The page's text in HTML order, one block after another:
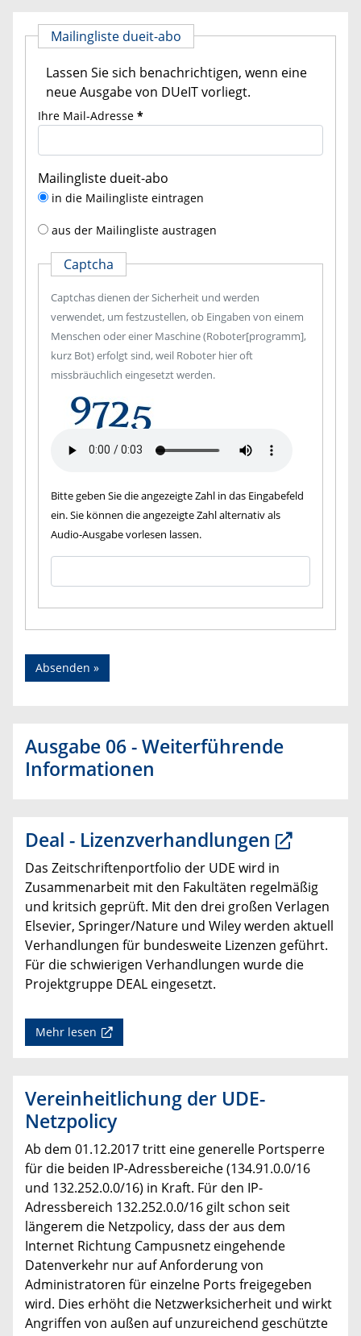
Mailingliste dueit-abo
Lassen Sie sich benachrichtigen, wenn eine
neue Ausgabe von DUeIT vorliegt.
Ihre Mail-Adresse *
Mailingliste dueit-abo
in die Mailingliste eintragen
aus der Mailingliste austragen
Captcha
Captchas dienen der Sicherheit und werden
verwendet, um festzustellen, ob Eingaben von einem
Menschen oder einer Maschine (Roboter[programm],
kurz Bot) erfolgt sind, weil Roboter hier oft
missbräuchlich eingesetzt werden.
Bitte geben Sie die angezeigte Zahl in das Eingabefeld
ein. Sie können die angezeigte Zahl alternativ als
Audio-Ausgabe vorlesen lassen.
Ausgabe 06 - Weiterführende
Informationen
Deal - Lizenzverhandlungen
Das Zeitschriftenportfolio der UDE wird in
Zusammenarbeit mit den Fakultäten regelmäßig
und kritsich geprüft. Mit den drei großen Verlagen
Elsevier, Springer/Nature und Wiley werden aktuell
Verhandlungen für bundesweite Lizenzen geführt.
Für die schwierigen Verhandlungen wurde die
Projektgruppe DEAL eingesetzt.
Mehr lesen
Vereinheitlichung der UDE-
Netzpolicy
Ab dem 01.12.2017 tritt eine generelle Portsperre
für die beiden IP-Adressbereiche (134.91.0.0/16
und 132.252.0.0/16) in Kraft. Für den IP-
Adressbereich 132.252.0.0/16 gilt schon seit
längerem die Netzpolicy, dass der aus dem
Internet Richtung Campusnetz eingehende
Datenverkehr nur auf Anforderung von
Administratoren für einzelne Ports freigegeben
wird. Dies erhöht die Netzwerksicherheit und wirkt
Angriffen von außen auf unzureichend geschützte